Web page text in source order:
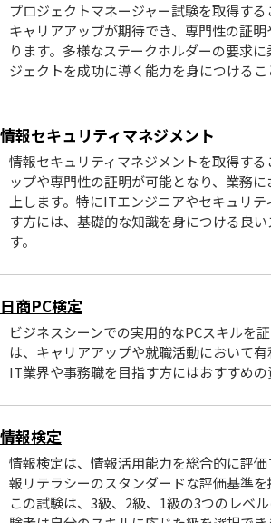
プロジェクトマネージャー試験を取得す
キャリアアップが期待でき、専門性の証
ります。多様なステークホルダーの要求
ジェクトを成功に導く能力を身につけるこ
情報セキュリティマネジメント
情報セキュリティマネジメントを取得す
ップや専門性の証明が可能となり、業務
上します。特にITエンジニアやセキュリ
す方には、基礎的な知識を身につける良
す。
日商PC検定
ビジネスシーンでの実用的なPCスキルを
は、キャリアアップや就職活動において
IT業界や事務職を目指す方にはおすすめの
情報検定
情報検定は、情報活用能力を総合的に評
報リテラシーのスタンダードな評価基準を
この試験は、3級、2級、1級の3つのレベ